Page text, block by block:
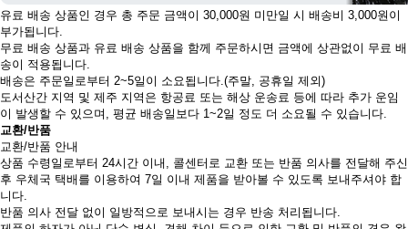
유료 배송 상품인 경우 총 주문 금액이 30,000원 미만일 시 배송비 3,000원이
부가됩니다.
무료 배송 상품과 유료 배송 상품을 함께 주문하시면 금액에 상관없이 무료 배
송이 적용됩니다.
배송은 주문일로부터 2~5일이 소요됩니다.(주말, 공휴일 제외)
도서산간 지역 및 제주 지역은 항공료 또는 해상 운송료 등에 따라 추가 운임
이 발생할 수 있으며, 평균 배송일보다 1~2일 정도 더 소요될 수 있습니다.
교환/반품
교환/반품 안내
상품 수령일로부터 24시간 이내, 콜센터로 교환 또는 반품 의사를 전달해 주신
후 우체국 택배를 이용하여 7일 이내 제품을 받아볼 수 있도록 보내주셔야 합
니다.
반품 의사 전달 없이 일방적으로 보내시는 경우 반송 처리됩니다.